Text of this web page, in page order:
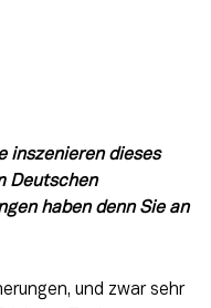
inszenieren dieses
Deutschen
haben denn Sie an
und zwar sehr